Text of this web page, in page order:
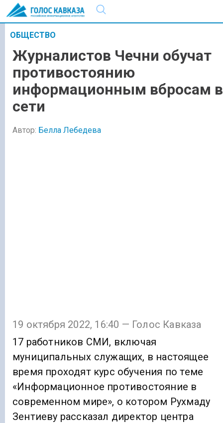
ОБЩЕСТВО
Журналистов Чечни обучат
противостоянию
информационным вбросам в
сети
Автор: Белла Лебедева
19 октября 2022, 16:40 — Голос Кавказа
17 работников СМИ, включая
муниципальных служащих, в настоящее
время проходят курс обучения по теме
«Информационное противостояние в
современном мире», о котором Рухмаду
Зентиеву рассказал директор центра